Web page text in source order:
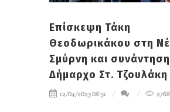
Επίσκεψη Τάκη
Θεοδωρικάκου στη
Σμύρνη και
Δήμαρχο Στ. Τζουλάκη
12/04/2023 08:51 2768